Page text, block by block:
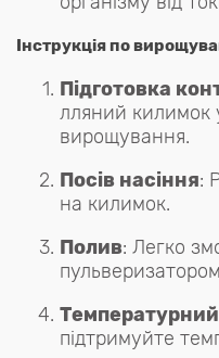
Інструкція по
Підготовка
лляний килимок
вирощування.
Посів насіння:
на килимок.
Полив: Легко
підтримуйте